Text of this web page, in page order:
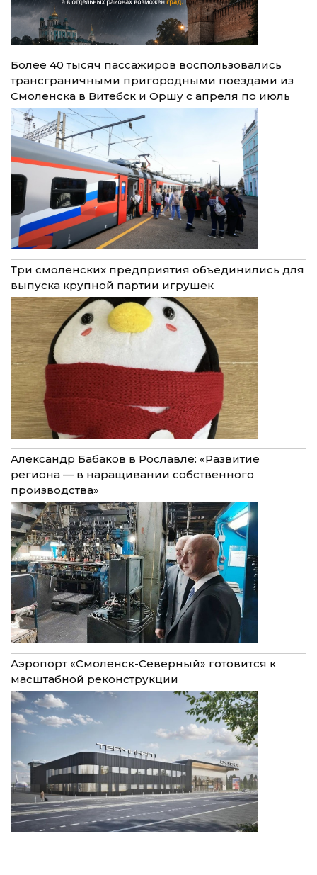
Более 40 тысяч пассажиров воспользовались
трансграничными пригородными поездами из
Смоленска в Витебск и Оршу с апреля по июль
Три смоленских предприятия объединились для
выпуска крупной партии игрушек
Александр Бабаков в Рославле: «Развитие
региона — в наращивании собственного
производства»
Аэропорт «Смоленск-Северный» готовится к
масштабной реконструкции